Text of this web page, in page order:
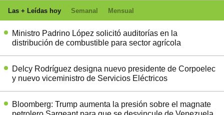
Las + Leídas hoy Semanal Mensual
Ministro Padrino López solicitó auditorías en la
distribución de combustible para sector agrícola
Delcy Rodríguez designa nuevo presidente de Corpoelec
y nuevo viceministro de Servicios Eléctricos
Bloomberg: Trump aumenta la presión sobre el magnate